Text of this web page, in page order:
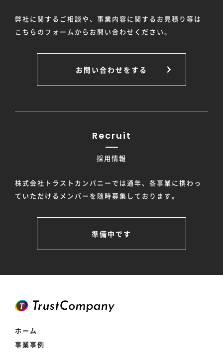
弊社に関するご相談や、事業内容に関するお見積り等は
こちらのフォームからお問い合わせください。
お問い合わせをする
Recruit
採用情報
株式会社トラストカンパニーでは通年、各事業に携わっ
ていただけるメンバーを随時募集しております。
準備中です
ホーム
事業事例